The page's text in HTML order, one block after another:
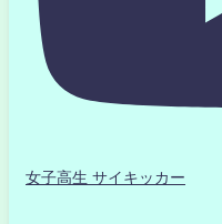
女子高生 サイキッカー